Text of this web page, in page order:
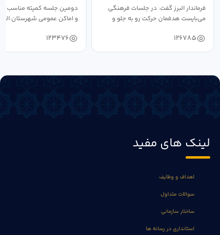
فرماندار البرز گفت: در جلسات فرهنگی
می‌بایست هدفمان حرکت رو به جلو و
126785
دومین جلسه کمیته مناسب
و اماکن عمومی شهرستان
123476
لینک های مفید
اهداف و وظایف
سوالات متداول
ساختار سازمانی
استانداری در رسانه ها